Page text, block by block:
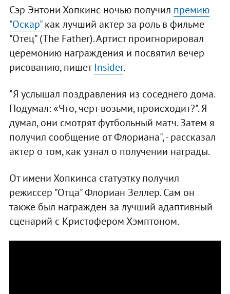
Сэр Энтони Хопкинс ночью получил премию
"Оскар"как лучший актер за роль в фильме
"Отец" (The Father). Артист проигнорировал
церемонию награждения и посвятил вечер
рисованию, пишет Insider.
"Я услышал поздравления из соседнего дома.
Подумал: «Что, черт возьми, происходит?". Я
думал, они смотрят футбольный матч. Затем я
получил сообщение от Флориана", - рассказал
актер о том, как узнал о получении награды.
От имени Хопкинса статуэтку получил
режиссер "Отца" Флориан Зеллер. Сам он
также был награжден за лучший адаптивный
сценарий с Кристофером Хэмптоном.